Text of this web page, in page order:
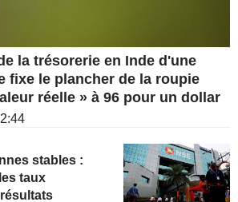
la trésorerie en Inde d'une
fixe le plancher de la roupie
réelle » à 96 pour un dollar
stables :
taux